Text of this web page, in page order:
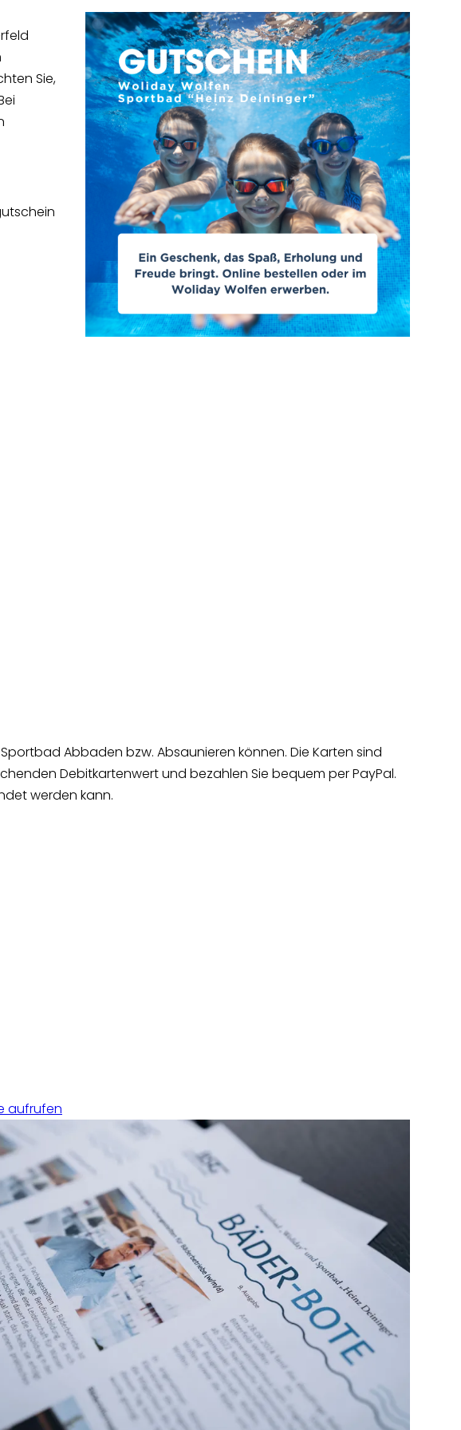
Sie,
Abbaden bzw. Absaunieren können. Die Karten sind
Debitkartenwert und bezahlen Sie bequem per PayPal.
werden kann.
aufrufen